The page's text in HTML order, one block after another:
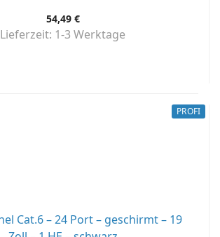
54,49 €
Lieferzeit: 1-3 Werktage
PROFI